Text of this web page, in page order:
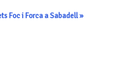
Foc i Forca a Sabadell»